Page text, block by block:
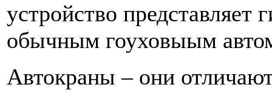
устройство
обычным гоуховыым
Автокраны – они